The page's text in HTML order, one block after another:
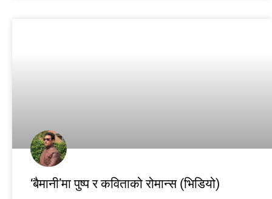
‘बैमानी’मा पुष्प र कविताको रोमान्स (भिडियो)